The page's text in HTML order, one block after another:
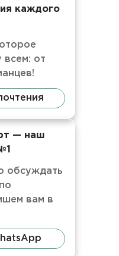
каждого
всем: от
— наш
обсуждать
вам в